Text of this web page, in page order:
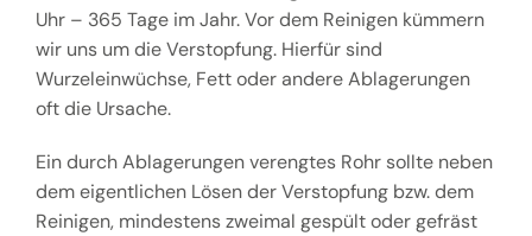
Uhr – 365 Tage im Jahr. Vor dem Reinigen kümmern
wir uns um die Verstopfung. Hierfür sind
Wurzeleinwüchse, Fett oder andere Ablagerungen
oft die Ursache.
Ein durch Ablagerungen verengtes Rohr sollte neben
dem eigentlichen Lösen der Verstopfung bzw. dem
Reinigen, mindestens zweimal gespült oder gefräst